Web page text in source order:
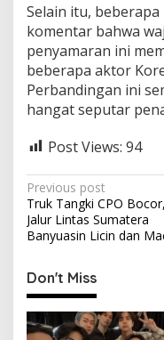
Selain itu,
komentar bahwa
penyamaran ini
beberapa aktor
Perbandingan ini
hangat seputar
Post Views: 94
P
o
s
t
n
a
Previous post
Truk Tangki CPO Bocor,
Jalur Lintas Sumatera
Banyuasin Licin dan
Don't Miss